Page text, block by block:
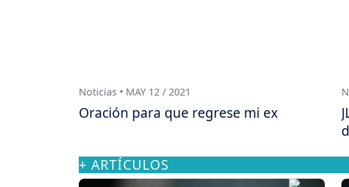
Noticias • MAY 12 / 2021
Oración para que regrese mi ex
+ ARTÍCULOS